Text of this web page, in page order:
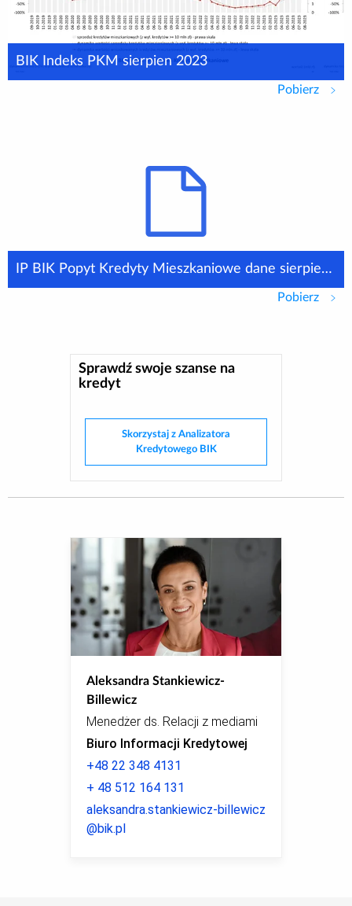
BIK Indeks PKM sierpien 2023
Pobierz BIK
IP BIK Popyt Kredyty Mieszkaniowe dane sierpień 05 09 2023
Pobierz IP
Sprawdź swoje szanse na
kredyt
Skorzystaj z Analizatora
Kredytowego BIK
Aleksandra Stankiewicz-
Billewicz
Menedżer ds. Relacji z mediami
Biuro Informacji Kredytowej
+48 22 348 4131
+ 48 512 164 131
aleksandra.stankiewicz-billewicz
@bik.pl